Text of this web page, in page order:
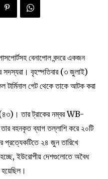
বেনাপোল বন্দরে একজন
সদস্যরা। বৃহস্পতিবার (৩ জুলাই)
টার্মিনাল গেট থেকে তাকে আটক করা
(৪৩)। তার ট্রাকের নম্বর WB-
বহনকৃত ব্যাগ তল্লাশি করে ২০টি
প্রত্যেকটিতে ২৪ জুন তারিখে
হচ্ছে, ইউরোপীয় দেশগুলোতে অবৈধ